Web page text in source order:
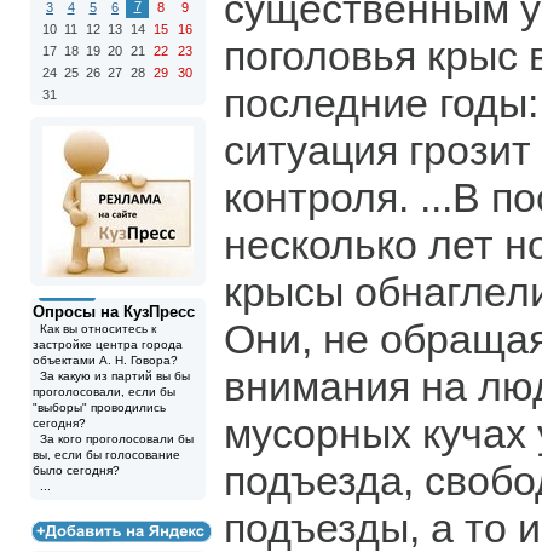
3
4 5 6 7 8
9
10 11 12 13 14 15
16
17 18 19 20 21 22
23
24 25 26 27 28 29
30
31
Опросы на КузПресс
Как вы относитесь к
застройке центра города
объектами А. Н. Говора?
За какую из партий вы бы
проголосовали, если бы
"выборы" проводились
сегодня?
За кого проголосовали бы
вы, если бы голосование
было сегодня?
поголовья крыс
последние
ситуация
контроля. ...В
несколько лет
крысы
Они, не
внимания на
мусорных кучах
подъезда,
подъезды, а то